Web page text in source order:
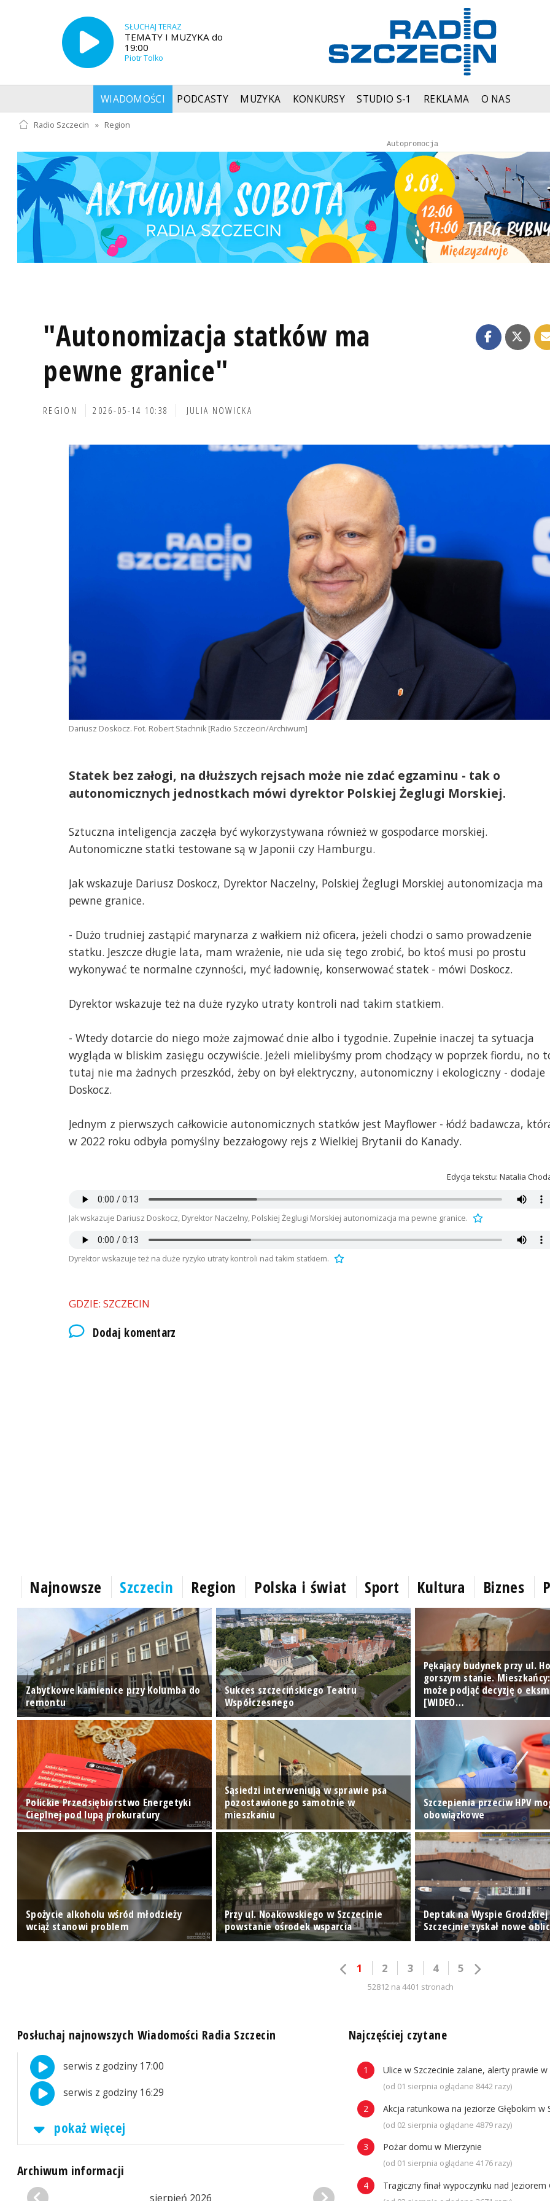
SŁUCHAJ TERAZ
TEMATY I MUZYKA do
19:00
Piotr Tolko
WIADOMOŚCI PODCASTY MUZYKA KONKURSY STUDIO S-1 REKLAMA O NAS
Radio Szczecin » Region
Autopromocja
Autopromocja
Reklama
"Autonomizacja statków ma
pewne granice"
REGION 2026-05-14 10:38 JULIA NOWICKA
Dariusz Doskocz. Fot. Robert Stachnik [Radio Szczecin/Archiwum]
Statek bez załogi, na dłuższych rejsach może nie zdać egzaminu - tak o
autonomicznych jednostkach mówi dyrektor Polskiej Żeglugi Morskiej.
Sztuczna inteligencja zaczęła być wykorzystywana również w gospodarce morskiej.
Autonomiczne statki testowane są w Japonii czy Hamburgu.
Jak wskazuje Dariusz Doskocz, Dyrektor Naczelny, Polskiej Żeglugi Morskiej autonomizacja ma
pewne granice.
- Dużo trudniej zastąpić marynarza z wałkiem niż oficera, jeżeli chodzi o samo prowadzenie
statku. Jeszcze długie lata, mam wrażenie, nie uda się tego zrobić, bo ktoś musi po prostu
wykonywać te normalne czynności, myć ładownię, konserwować statek - mówi Doskocz.
Dyrektor wskazuje też na duże ryzyko utraty kontroli nad takim statkiem.
- Wtedy dotarcie do niego może zajmować dnie albo i tygodnie. Zupełnie inaczej ta sytuacja
wygląda w bliskim zasięgu oczywiście. Jeżeli mielibyśmy prom chodzący w poprzek fiordu, no
tutaj nie ma żadnych przeszkód, żeby on był elektryczny, autonomiczny i ekologiczny - dodaje
Doskocz.
Jednym z pierwszych całkowicie autonomicznych statków jest Mayflower - łódź badawcza,
w 2022 roku odbyła pomyślny bezzałogowy rejs z Wielkiej Brytanii do Kanady.
Edycja tekstu: Natalia
Jak wskazuje Dariusz Doskocz, Dyrektor Naczelny, Polskiej Żeglugi Morskiej autonomizacja ma pewne granice.
Dyrektor wskazuje też na duże ryzyko utraty kontroli nad takim statkiem.
GDZIE: SZCZECIN
Dodaj komentarz
Najnowsze Szczecin Region Polska i świat Sport Kultura Biznes
Zabytkowe kamienice przy Kolumba do
remontu
Sukces szczecińskiego Teatru
Współczesnego
Pękający budynek przy ul.
gorszym stanie.
może podjąć decyzję o
[WIDEO…
Polickie Przedsiębiorstwo Energetyki
Cieplnej pod lupą prokuratury
Sąsiedzi interweniują w sprawie psa
pozostawionego samotnie w
mieszkaniu
Szczepienia przeciw HPV
obowiązkowe
Spożycie alkoholu wśród młodzieży
wciąż stanowi problem
Przy ul. Noakowskiego w Szczecinie
powstanie ośrodek wsparcia
Deptak na Wyspie
Szczecinie zyskał nowe
1 2 3 4 5
52812 na 4401 stronach
Posłuchaj najnowszych Wiadomości Radia Szczecin
serwis z godziny 17:00
serwis z godziny 16:29
pokaż więcej
Archiwum informacji
sierpień 2026
Najczęściej czytane
Ulice w Szczecinie zalane, alerty prawie w
(od 01 sierpnia oglądane 8442 razy)
Akcja ratunkowa na jeziorze Głębokim w
(od 02 sierpnia oglądane 4879 razy)
Pożar domu w Mierzynie
(od 01 sierpnia oglądane 4176 razy)
Tragiczny finał wypoczynku nad Jeziorem